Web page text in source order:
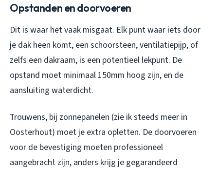
Opstanden en doorvoeren
Dit is waar het vaak misgaat. Elk punt waar iets door
je dak heen komt, een schoorsteen, ventilatiepijp, of
zelfs een dakraam, is een potentieel lekpunt. De
opstand moet minimaal 150mm hoog zijn, en de
aansluiting waterdicht.
Trouwens, bij zonnepanelen (zie ik steeds meer in
Oosterhout) moet je extra opletten. De doorvoeren
voor de bevestiging moeten professioneel
aangebracht zijn, anders krijg je gegarandeerd